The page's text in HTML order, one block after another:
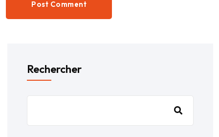
Post Comment
Rechercher